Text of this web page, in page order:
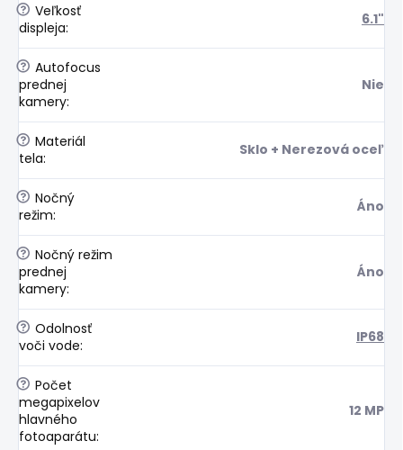
? Veľkosť
displeja: 6.1"
? Autofocus
prednej
kamery:
Nie
? Materiál
tela: Sklo + Nerezová oceľ
? Nočný
režim: Áno
? Nočný režim
prednej
kamery:
Áno
? Odolnosť
voči vode: IP68
? Počet
megapixelov
hlavného
fotoaparátu:
12 MP